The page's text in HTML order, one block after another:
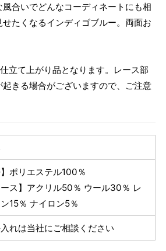
合いでどんなコーディネートにも相
たくなるインディゴブルー。両面お
立て上がり品となります。レース部
きる場合がございますので、ご注意
】ポリエステル100％
ース】アクリル50％ ウール30％ レ
15％ ナイロン5％
れは当社にご相談ください